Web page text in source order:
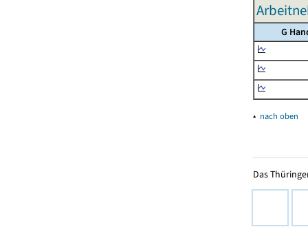
G
▴ nach oben
Das